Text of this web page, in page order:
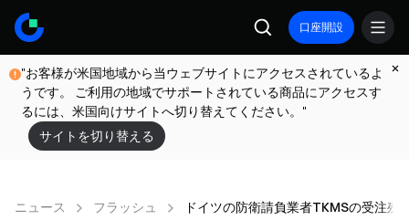
口座開設
"お客様が米国地域から当ウェブサイトにアクセスされているよ
うです。 ご利用の地域でサポートされている商品にアクセスす
るには、米国向けサイトへ切り替えてください。"
サイトを切り替える
ニュース フラッシュ ドイツの防衛請負業者TKMSの受注